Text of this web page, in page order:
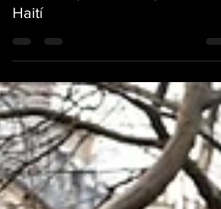
No más ayuda extranjera para
Haití